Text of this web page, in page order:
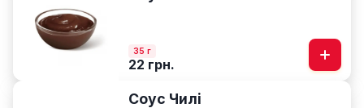
35 г
22 грн.
Соус Чилі